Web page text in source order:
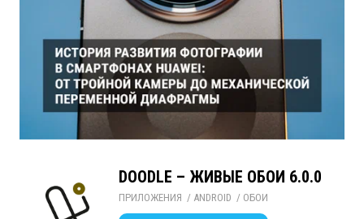
DOODLE – ЖИВЫЕ ОБОИ 6.0.0
ПРИЛОЖЕНИЯ / ANDROID / ОБОИ